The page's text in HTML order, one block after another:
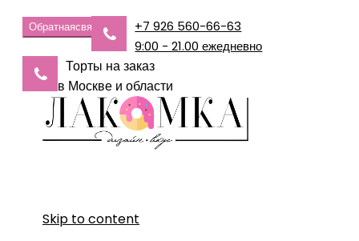
Обратнаясвязь
+7 926 560-66-63
9:00 - 21.00 ежедневно
Торты на заказ
в Москве и области
Skip to content